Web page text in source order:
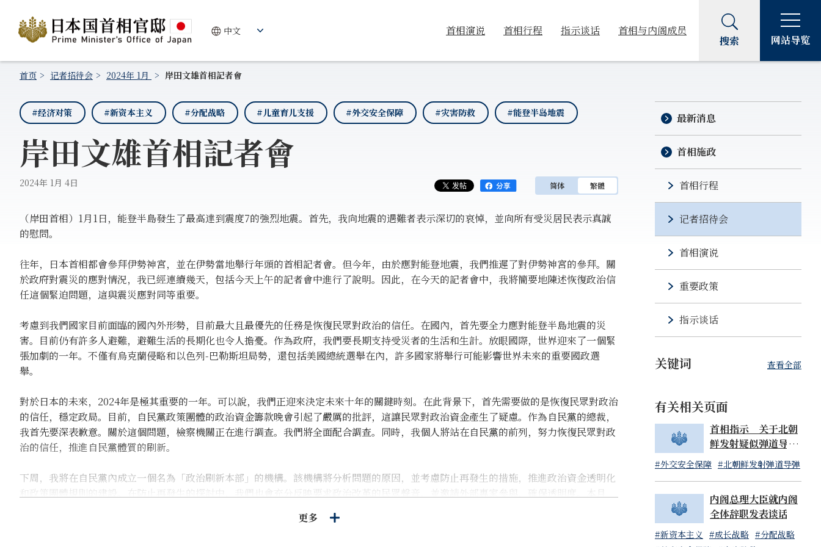
首相演说 首相行程 指示谈话 首相与内阁成员
搜索 网站导览
首页 记者招待会 2024年 1月 岸田文雄首相記者會
#经济对策 #新资本主义 #分配战略 #儿童育儿支援 #外交安全保障 #灾害防救 #能登半岛地震
岸田文雄首相記者會
2024年 1月 4日 简体 繁體
（岸田首相）1月1日，能登半島發生了最高達到震度7的強烈地震。首先，我向地震的遇難者表示深切的哀悼，並向所有受災居民表示真誠
的慰問。
往年，日本首相都會參拜伊勢神宮，並在伊勢當地舉行年頭的首相記者會。但今年，由於應對能登地震，我們推遲了對伊勢神宮的參拜。關
於政府對震災的應對情況，我已經連續幾天，包括今天上午的記者會中進行了說明。因此，在今天的記者會中，我將簡要地陳述恢復政治信
任這個緊迫問題，這與震災應對同等重要。
考慮到我們國家目前面臨的國內外形勢，目前最大且最優先的任務是恢復民眾對政治的信任。在國內，首先要全力應對能登半島地震的災
害。目前仍有許多人避難，避難生活的長期化也令人擔憂。作為政府，我們要長期支持受災者的生活和生計。放眼國際，世界迎來了一個緊
張加劇的一年。不僅有烏克蘭侵略和以色列-巴勒斯坦局勢，還包括美國總統選舉在內，許多國家將舉行可能影響世界未來的重要國政選
舉。
對於日本的未來，2024年是極其重要的一年。可以說，我們正迎來決定未來十年的關鍵時刻。在此背景下，首先需要做的是恢復民眾對政治
的信任，穩定政局。目前，自民黨政策團體的政治資金籌款晚會引起了嚴厲的批評，這讓民眾對政治資金產生了疑慮。作為自民黨的總裁，
我首先要深表歉意。關於這個問題，檢察機關正在進行調查。我們將全面配合調查。同時，我個人將站在自民黨的前列，努力恢復民眾對政
治的信任，推進自民黨體質的刷新。
下周，我將在自民黨內成立一個名為「政治刷新本部」的機構。該機構將分析問題的原因，並考慮防止再發生的措施，推進政治資金透明化
和政策團體規則的建設。在防止再發生的探討中，我們也會充分反映要求政治改革的民眾聲音，並邀請外部專家參與，確保透明度。本月
更多
最新消息
首相施政
首相行程
记者招待会
首相演说
重要政策
指示谈话
关键词 查看全部
有关相关页面
首相指示 关于北朝
鲜发射疑似弹道导弹
物体事宜（07:14发
布）
#外交安全保障 #北朝鲜发射弹道导弹
内阁总理大臣就内阁
全体辞职发表谈话
#新资本主义 #成长战略 #分配战略